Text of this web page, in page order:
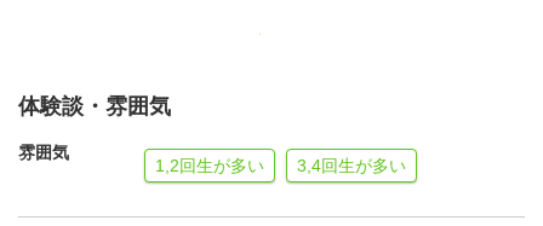
体験談・雰囲気
雰囲気
1,2回生が多い 3,4回生が多い